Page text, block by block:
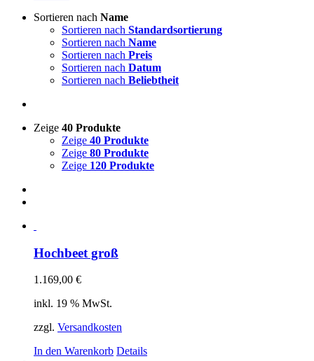
Sortieren nach Name
Sortieren nach Standardsortierung
Sortieren nach Name
Sortieren nach Preis
Sortieren nach Datum
Sortieren nach Beliebtheit
Zeige 40 Produkte
Zeige 40 Produkte
Zeige 80 Produkte
Zeige 120 Produkte
Hochbeet groß
1.169,00 €
inkl. 19 % MwSt.
zzgl. Versandkosten
In den Warenkorb Details